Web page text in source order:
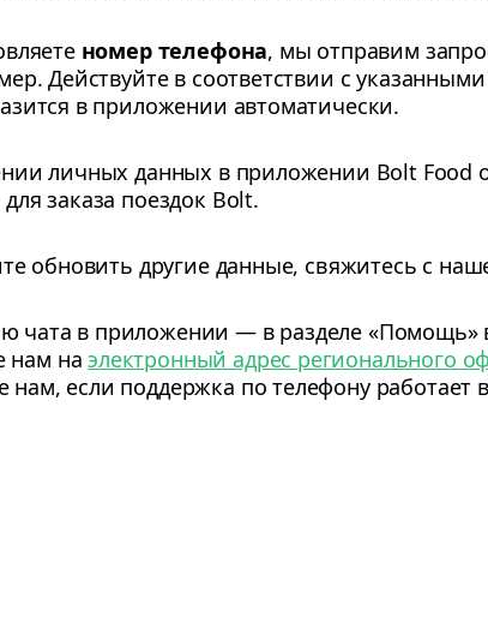
номер телефона, мы отправим
Действуйте в соответствии с
в приложении автоматически.
личных данных в приложении Bolt Food
заказа поездок Bolt.
обновить другие данные, свяжитесь с
чата в приложении — в разделе «Помощь»
нам наэлектронный адрес регионального
нам, если поддержка по телефону работает в